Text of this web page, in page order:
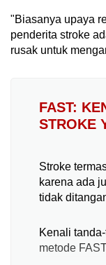
"Biasanya upaya
penderita stroke
rusak untuk
FAST:
STROKE
Stroke
karena ada
tidak
Kenali
metode